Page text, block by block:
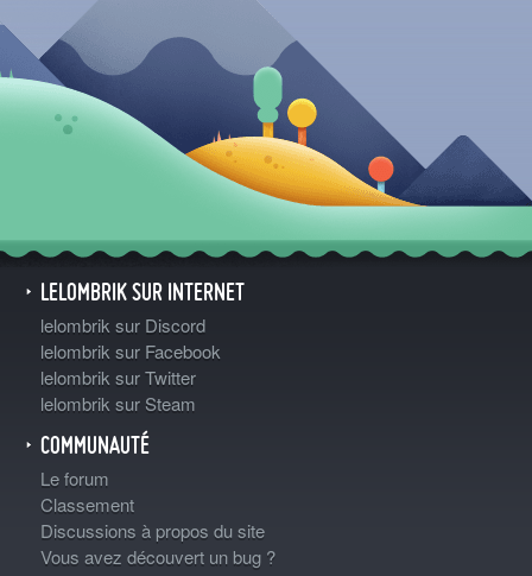
LELOMBRIK SUR INTERNET
lelombrik sur Discord
lelombrik sur Facebook
lelombrik sur Twitter
lelombrik sur Steam
COMMUNAUTÉ
Le forum
Classement
Discussions à propos du site
Vous avez découvert un bug ?